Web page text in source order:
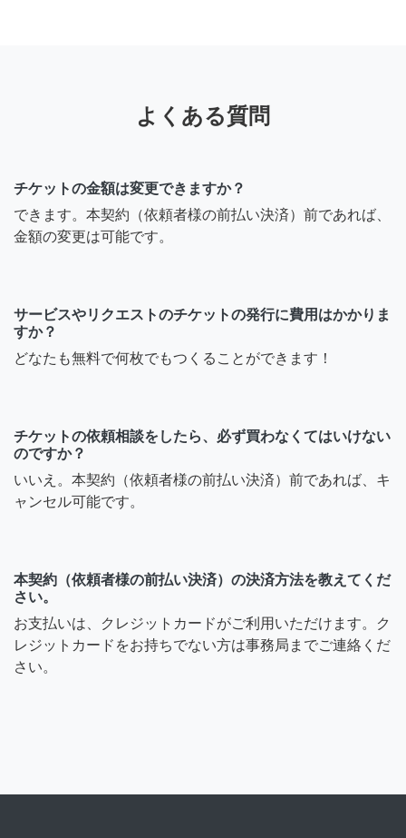
よくある質問
チケットの金額は変更できますか？
できます。本契約（依頼者様の前払い決済）前であれば、
金額の変更は可能です。
サービスやリクエストのチケットの発行に費用はかかりま
すか？
どなたも無料で何枚でもつくることができます！
チケットの依頼相談をしたら、必ず買わなくてはいけない
のですか？
いいえ。本契約（依頼者様の前払い決済）前であれば、キ
ャンセル可能です。
本契約（依頼者様の前払い決済）の決済方法を教えてくだ
さい。
お支払いは、クレジットカードがご利用いただけます。ク
レジットカードをお持ちでない方は事務局までご連絡くだ
さい。